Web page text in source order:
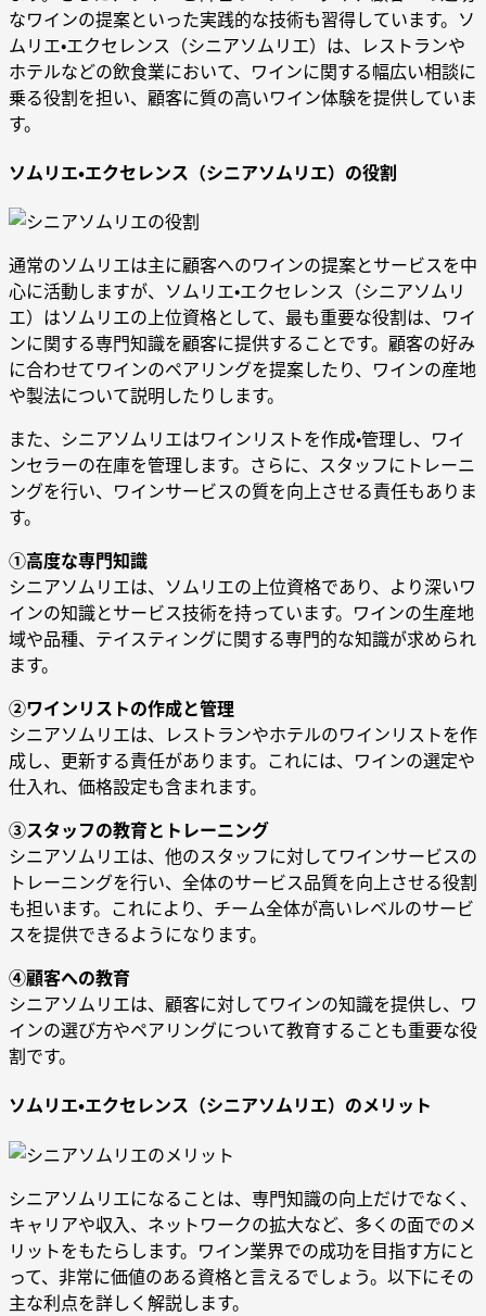
なワインの提案といった実践的な技術も習得しています。ソ
ムリエ・エクセレンス（シニアソムリエ）は、レストランや
ホテルなどの飲食業において、ワインに関する幅広い相談に
乗る役割を担い、顧客に質の高いワイン体験を提供していま
す。
ソムリエ・エクセレンス（シニアソムリエ）の役割
通常のソムリエは主に顧客へのワインの提案とサービスを中
心に活動しますが、ソムリエ・エクセレンス（シニアソムリ
エ）はソムリエの上位資格として、最も重要な役割は、ワイ
ンに関する専門知識を顧客に提供することです。顧客の好み
に合わせてワインのペアリングを提案したり、ワインの産地
や製法について説明したりします。
また、シニアソムリエはワインリストを作成・管理し、ワイ
ンセラーの在庫を管理します。さらに、スタッフにトレーニ
ングを行い、ワインサービスの質を向上させる責任もありま
す。
①高度な専門知識
シニアソムリエは、ソムリエの上位資格であり、より深いワ
インの知識とサービス技術を持っています。ワインの生産地
域や品種、テイスティングに関する専門的な知識が求められ
ます。
②ワインリストの作成と管理
シニアソムリエは、レストランやホテルのワインリストを作
成し、更新する責任があります。これには、ワインの選定や
仕入れ、価格設定も含まれます。
③スタッフの教育とトレーニング
シニアソムリエは、他のスタッフに対してワインサービスの
トレーニングを行い、全体のサービス品質を向上させる役割
も担います。これにより、チーム全体が高いレベルのサービ
スを提供できるようになります。
④顧客への教育
シニアソムリエは、顧客に対してワインの知識を提供し、ワ
インの選び方やペアリングについて教育することも重要な役
割です。
ソムリエ・エクセレンス（シニアソムリエ）のメリット
シニアソムリエになることは、専門知識の向上だけでなく、
キャリアや収入、ネットワークの拡大など、多くの面でのメ
リットをもたらします。ワイン業界での成功を目指す方にと
って、非常に価値のある資格と言えるでしょう。以下にその
主な利点を詳しく解説します。